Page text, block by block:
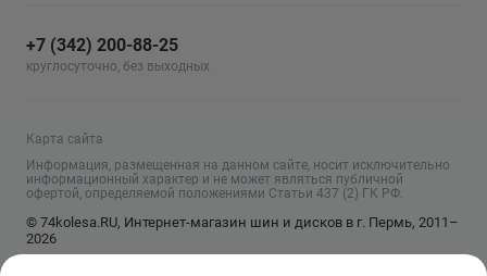
+7 (342) 200-88-25
круглосуточно, без выходных
Карта сайта
Информация, размещенная на данном сайте, носит исключительно
информационный характер и не может являться публичной
офертой, определяемой положениями Статьи 437 (2) ГК РФ.
© 74kolesa.RU, Интернет-магазин шин и дисков в г. Пермь, 2011–
2026